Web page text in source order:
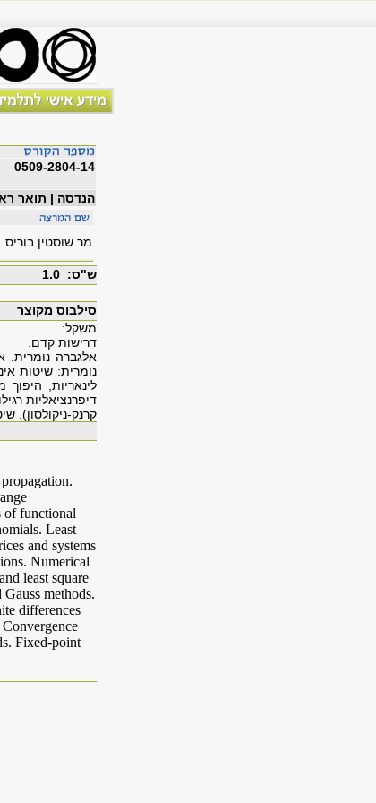
0509-2804-14
הנדסה | תואר
מר שוסטין בוריס
ש"ס: 1.0
סילבוס מקוצר
משקל:
דרישות קדם:
אלגברה נומרית.
נומרית: שיטות
לינאריות,
דיפרנציאליות
קרנק-ניקולסון).
of functional
Least
and systems
Numerical
least square
methods.
differences
Fixed-point